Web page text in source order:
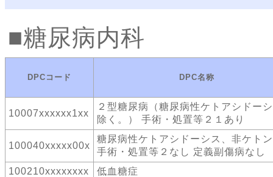
糖尿病内科
DPCコード DPC名称
10007xxxxxx1xx
２型糖尿病（糖尿病性ケトアシドー
除く。） 手術・処置等２１あり
100040xxxxx00x
糖尿病性ケトアシドーシス、非ケト
手術・処置等２なし 定義副傷病なし
100210xxxxxxxx
低血糖症